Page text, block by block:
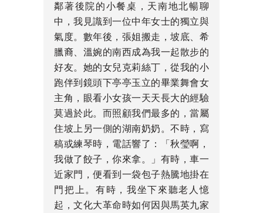
鄰著後院的小餐桌，天南地北暢聊
中，我見識到一位中年女士的獨立與
氣度。數年後，張姐搬走，坡底、希
臘裔、溫婉的南西成為我一起散步的
好友。她的女兒克莉絲丁，從我的小
跑伴到鏡頭下亭亭玉立的畢業舞會女
主角，眼看小女孩一天天長大的經驗
莫過於此。而照顧我們最多的，當屬
住坡上另一側的湖南奶奶。不時，寫
稿或練琴時，電話響了：「秋瑩啊，
我做了餃子，你來拿。」有時，車一
近家門，便看到一袋包子熱騰地掛在
門把上。有時，我坐下來聽老人憶
起，文化大革命時如何因與馬英九家